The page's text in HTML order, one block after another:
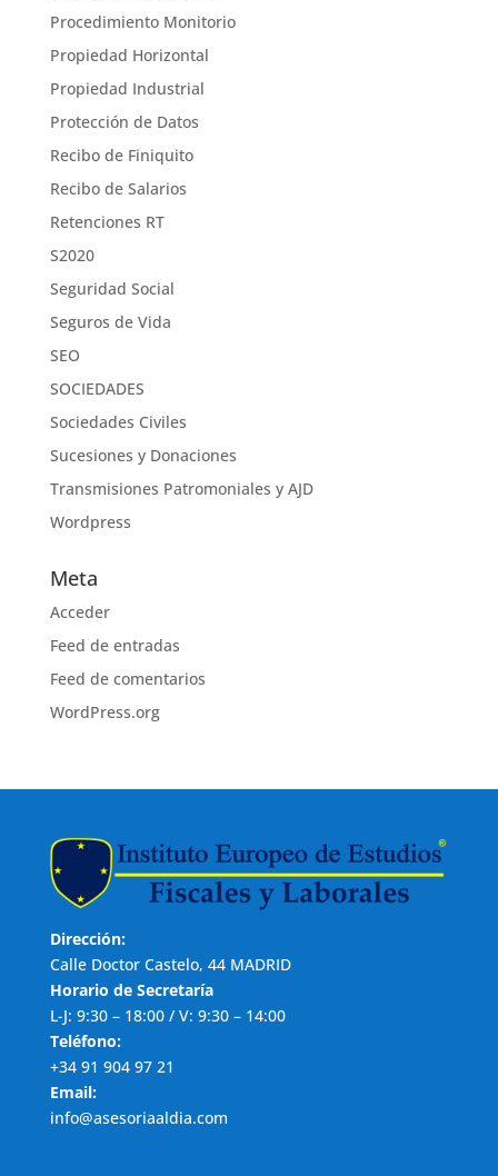
Procedimiento Monitorio
Propiedad Horizontal
Propiedad Industrial
Protección de Datos
Recibo de Finiquito
Recibo de Salarios
Retenciones RT
S2020
Seguridad Social
Seguros de Vida
SEO
SOCIEDADES
Sociedades Civiles
Sucesiones y Donaciones
Transmisiones Patromoniales y AJD
Wordpress
Meta
Acceder
Feed de entradas
Feed de comentarios
WordPress.org
Dirección:
Calle Doctor Castelo, 44 MADRID
Horario de Secretaría
L-J: 9:30 – 18:00 / V: 9:30 – 14:00
Teléfono:
+34 91 904 97 21
Email:
info@asesoriaaldia.com